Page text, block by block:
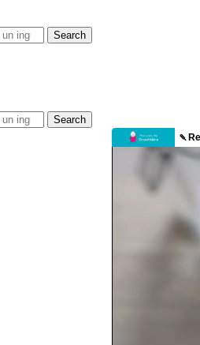
Search
Search